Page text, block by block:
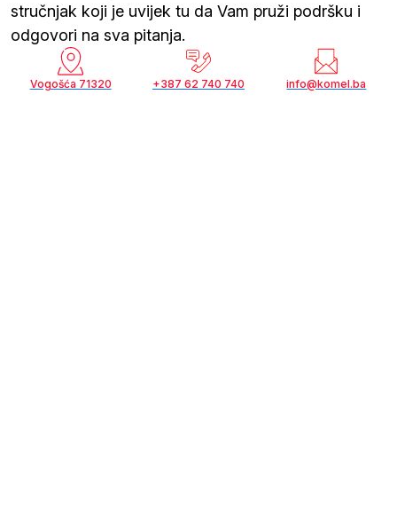
stručnjak koji je uvijek tu da Vam pruži podršku i
odgovori na sva pitanja.
Vogošća 71320 +387 62 740 740 info@komel.ba